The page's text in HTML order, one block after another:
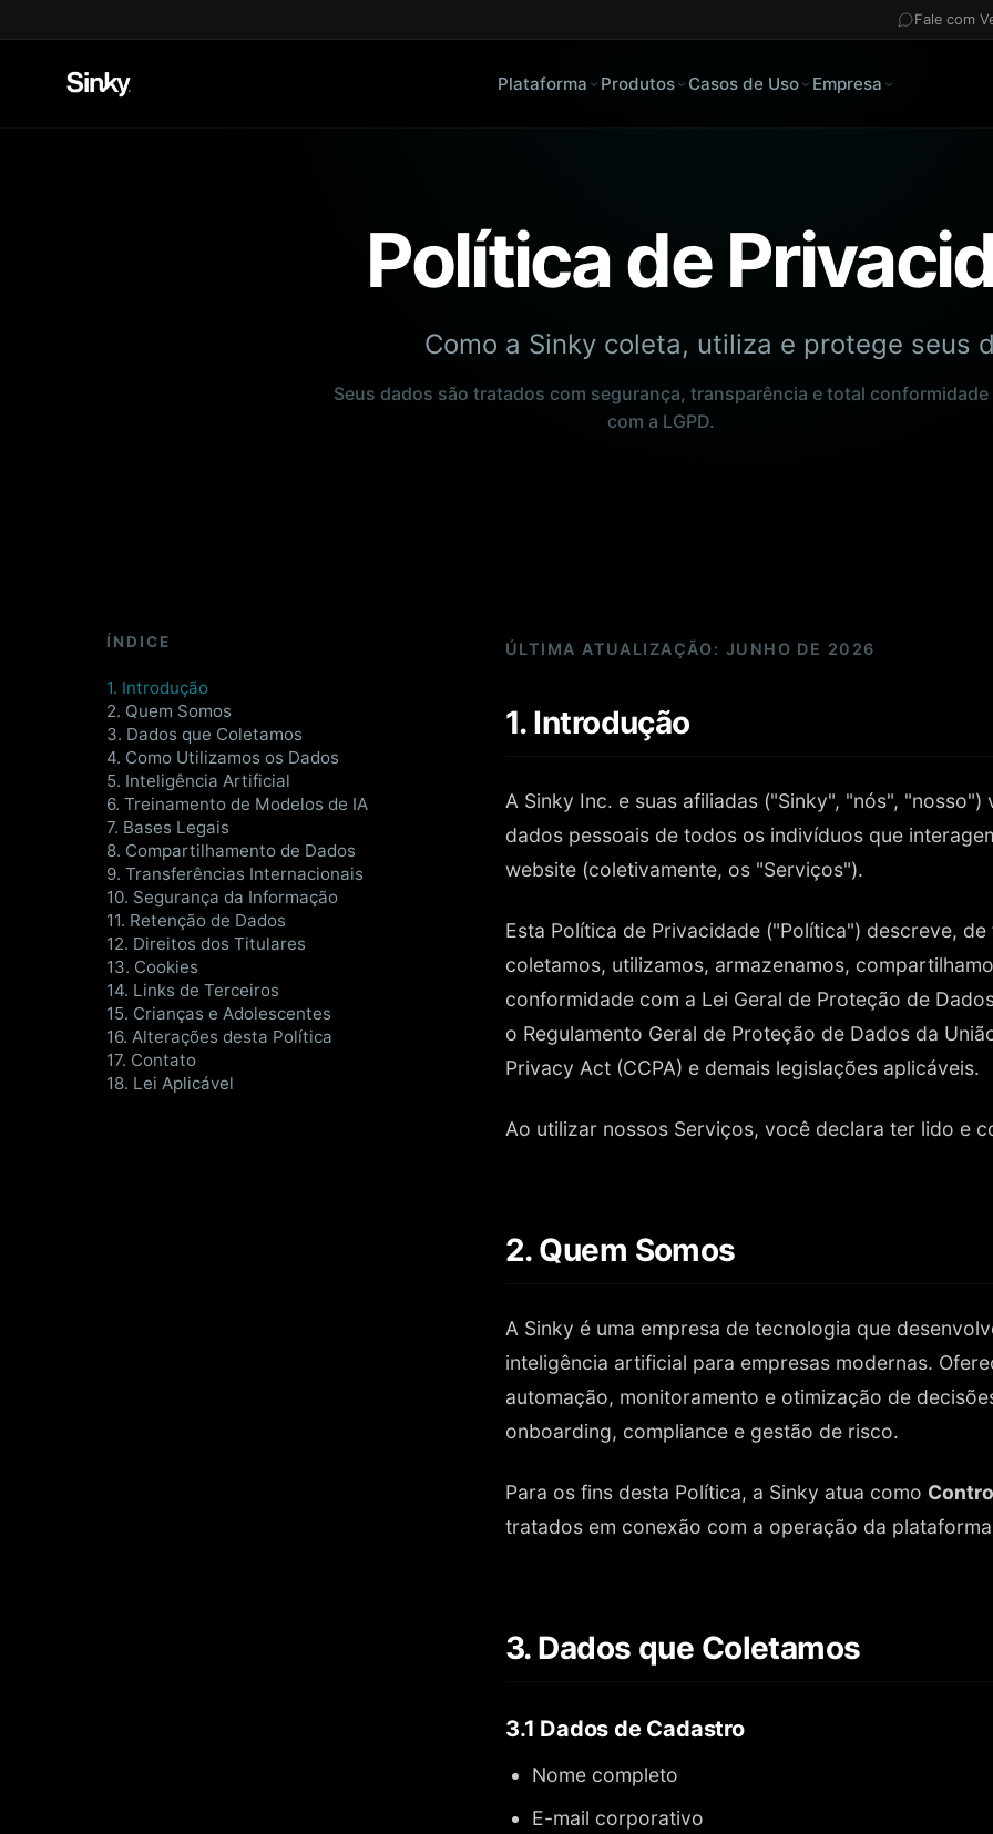
Fale com
Plataforma Produtos Casos de Uso Empresa
Política de
Como a Sinky coleta, utiliza e protege seus
Seus dados são tratados com segurança, transparência e total conformidade
com a LGPD.
ÍNDICE
1. Introdução
2. Quem Somos
3. Dados que Coletamos
4. Como Utilizamos os Dados
5. Inteligência Artificial
6. Treinamento de Modelos de IA
7. Bases Legais
8. Compartilhamento de Dados
9. Transferências Internacionais
10. Segurança da Informação
11. Retenção de Dados
12. Direitos dos Titulares
13. Cookies
14. Links de Terceiros
15. Crianças e Adolescentes
16. Alterações desta Política
17. Contato
18. Lei Aplicável
ÚLTIMA ATUALIZAÇÃO: JUNHO DE 2026
1. Introdução
A Sinky Inc. e suas afiliadas ("Sinky", "nós",
dados pessoais de todos os indivíduos que
website (coletivamente, os "Serviços").
Esta Política de Privacidade ("Política") descreve,
coletamos, utilizamos, armazenamos,
conformidade com a Lei Geral de Proteção de
o Regulamento Geral de Proteção de Dados da
Privacy Act (CCPA) e demais legislações aplicáveis.
Ao utilizar nossos Serviços, você declara ter lido e
2. Quem Somos
A Sinky é uma empresa de tecnologia que
inteligência artificial para empresas modernas.
automação, monitoramento e otimização de
onboarding, compliance e gestão de risco.
Para os fins desta Política, a Sinky atua como
tratados em conexão com a operação da
3. Dados que Coletamos
3.1 Dados de Cadastro
Nome completo
E-mail corporativo